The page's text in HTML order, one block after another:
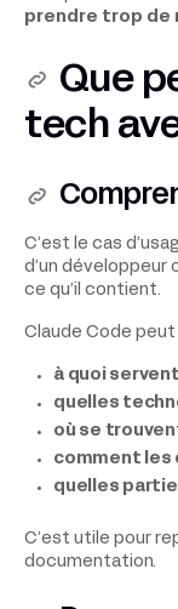
prendre trop de
Que
tech
C’est le cas
d’un développeur
ce qu’il contient.
Claude Code peut
à quoi
quelles
où se
comment les
quelles
C’est utile pour
documentation.